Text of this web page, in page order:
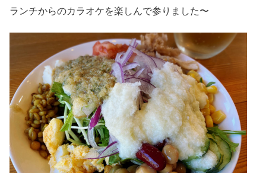
ランチからのカラオケを楽しんで参りました〜